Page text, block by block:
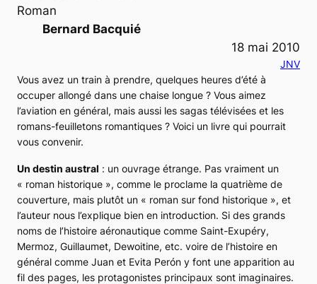
Roman
Bernard Bacquié
18 mai 2010
JNV
Vous avez un train à prendre, quelques heures d’été à
occuper allongé dans une chaise longue ? Vous aimez
l’aviation en général, mais aussi les sagas télévisées et les
romans-feuilletons romantiques ? Voici un livre qui pourrait
vous convenir.
Un destin austral : un ouvrage étrange. Pas vraiment un
« roman historique », comme le proclame la quatrième de
couverture, mais plutôt un « roman sur fond historique », et
l’auteur nous l’explique bien en introduction. Si des grands
noms de l’histoire aéronautique comme Saint-Exupéry,
Mermoz, Guillaumet, Dewoitine, etc. voire de l’histoire en
général comme Juan et Evita Perón y font une apparition au
fil des pages, les protagonistes principaux sont imaginaires.